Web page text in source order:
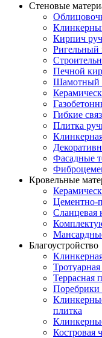
Стеновые
Кирпич
Ригельный
Печной
Шамотный
Гибкие
Плитка
Фасадные
Кровельные
Цементно-
Сланцевая
Благоустройство
Террасная
Поребрики
плитка
Костровая